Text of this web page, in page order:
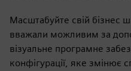
Масштабуйте свій бізнес
вважали можливим за
візуальне програмне
конфігурації, яке змінює